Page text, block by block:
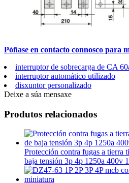
Póñase en contacto connosco para
interruptor de sobrecarga de CA
interruptor automático utilizado
disxuntor personalizado
Deixe a súa mensaxe
Produtos relacionados
Protección contra fugas a tierra
baja tensión 3p 4p 1250a 400v